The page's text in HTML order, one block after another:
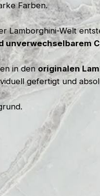
Farben.
Lamborghini-Welt
unverwechselbarem
in denoriginalen
gefertigt und